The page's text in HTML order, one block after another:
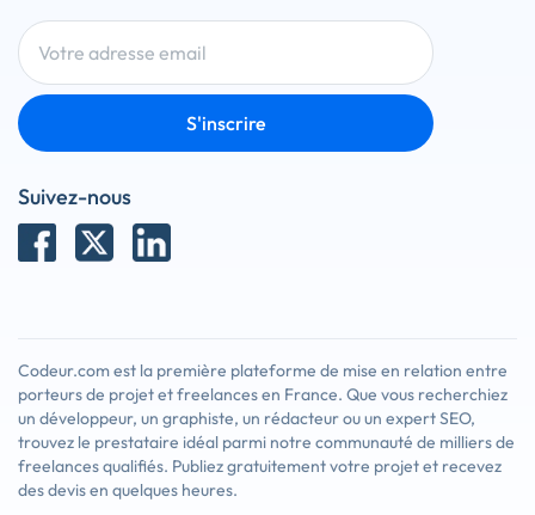
S'inscrire
Suivez-nous
Codeur.com est la première plateforme de mise en relation entre
porteurs de projet et freelances en France. Que vous recherchiez
un développeur, un graphiste, un rédacteur ou un expert SEO,
trouvez le prestataire idéal parmi notre communauté de milliers de
freelances qualifiés. Publiez gratuitement votre projet et recevez
des devis en quelques heures.